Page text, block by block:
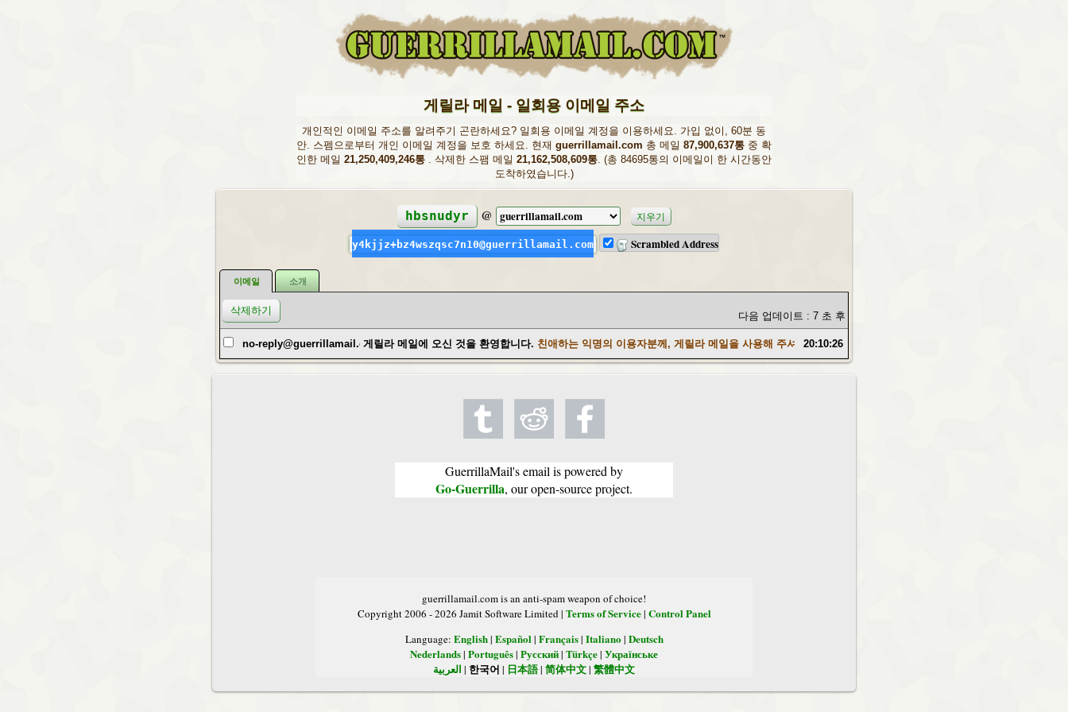
게릴라 메일 - 일회용 이메일 주소
개인적인 이메일 주소를 알려주기 곤란하세요? 일회용 이메일 계정을 이용하세요. 가입 없이, 60분 동
안. 스펨으로부터 개인 이메일 계정을 보호 하세요. 현재 guerrillamail.com 총 메일 87,900,637통 중 확
인한 메일 21,250,409,246통 . 삭제한 스팸 메일 21,162,508,609통. (총 84695통의 이메일이 한 시간동안
도착하였습니다.)
hbsnudyr @ 지우기
y4kjjz+bz4wszqsc7n10@guerrillamail.com Scrambled Address
이메일 소개
다음 업데이트 : 7 초 후
no-reply@guerrillamail.com게릴라 메일에 오신 것을 환영합니다. 친애하는 익명의 이용자분께, 게릴라 메일을 사용해 주셔서 감사합니다. - 당신의 일회용 메일 주소 친구 그리고 스
20:10:26
GuerrillaMail's email is powered by
Go-Guerrilla, our open-source project.
guerrillamail.com is an anti-spam weapon of choice!
Copyright 2006 - 2026 Jamit Software Limited | Terms of Service| Control Panel
Language: English| Español| Français| Italiano | Deutsch
Nederlands| Português| Русский| Türkçe| Українське
العربية | 한국어 | 日本語| 简体中文| 繁體中文